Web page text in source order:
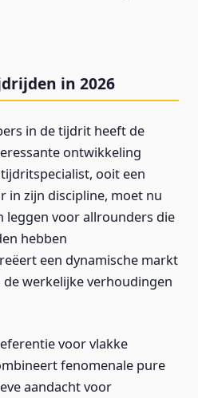
in 2026
in de tijdrit heeft de
ontwikkeling
ooit een
in zijn discipline, moet nu
leggen voor allrounders die
hebben
een dynamische markt
werkelijke verhoudingen
voor vlakke
fenomenale pure
aandacht voor